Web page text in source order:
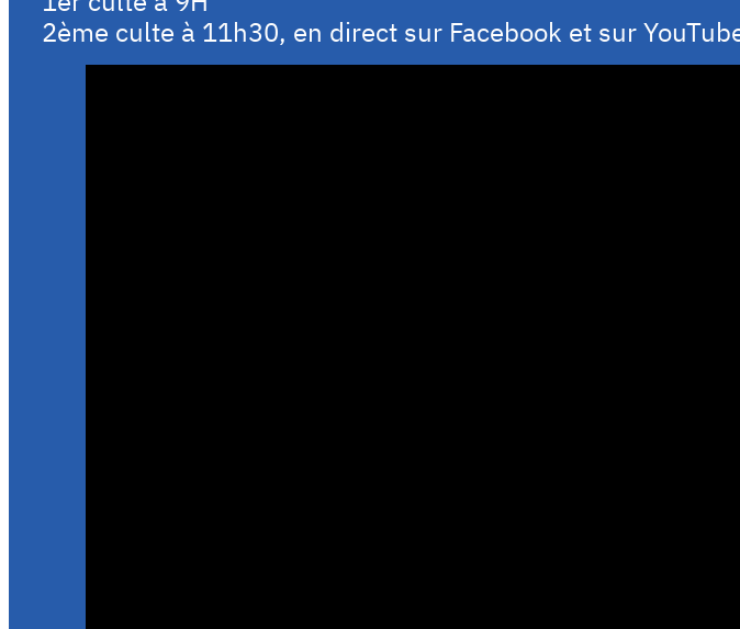
2ème culte à 11h30, en direct sur Facebook et sur